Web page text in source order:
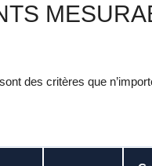
des critères que